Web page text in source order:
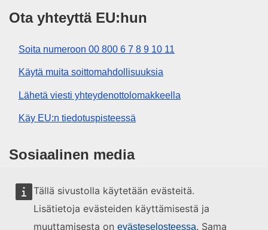
Tällä sivustolla käytetään evästeitä.
Lisätietoja evästeiden käyttämisestä ja
muuttamisesta on evästeselosteessa. Sama
Ota yhteyttä EU:hun
Soita numeroon 00 800 6 7 8 9 10 11
Käytä muita soittomahdollisuuksia
Lähetä viesti yhteydenottolomakkeella
Käy EU:n tiedotuspisteessä
Sosiaalinen media
EU sosiaalisessa mediassa
EU:n toimielimet ja muut elimet